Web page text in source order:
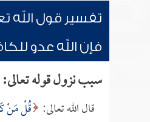
تفسير قول الله
فإن الله عدو
سبب نزول قوله
قال الله تعالى: قُلْ مَنْ